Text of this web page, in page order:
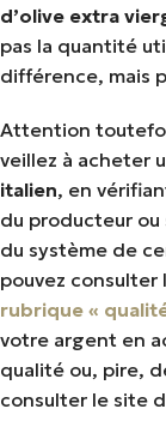
d’olive extra
pas la quantité
différence, mais
Attention
veillez à acheter
italien, en
du producteur ou
du système de
pouvez consulter
rubrique «
votre argent en
qualité ou, pire,
consulter le site